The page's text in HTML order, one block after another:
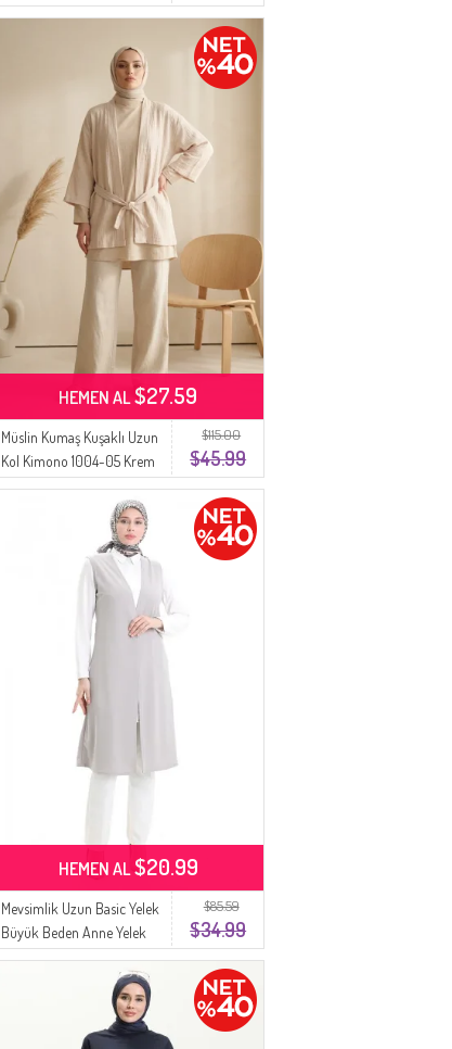
Gri
$115.00
$45.99
Müslin Kumaş Kuşaklı Uzun
Kol Kimono 1004-05 Krem
HEMEN AL$27.59
$85.59
$34.99
Mevsimlik Uzun Basic Yelek
Büyük Beden Anne Yelek
8748-01 Gri
HEMEN AL$20.99